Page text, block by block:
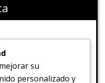
su
personalizado y